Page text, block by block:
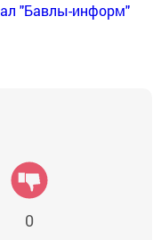
"Бавлы-информ"
0